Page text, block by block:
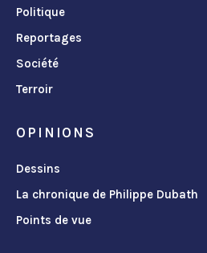
Politique
Reportages
Société
Terroir
OPINIONS
Dessins
La chronique de Philippe Dubath
Points de vue